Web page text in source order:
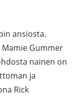
ansiosta.
Gummer
nainen on
ja
Rick